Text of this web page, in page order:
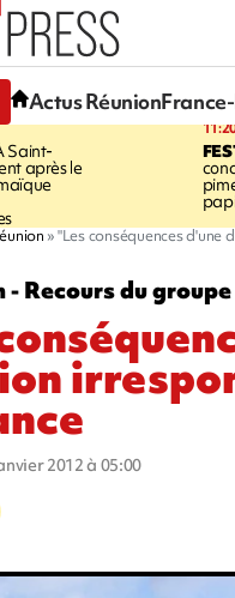
Actus Réunion
Saint-
après le
"Les conséquences d'une
Recours du
2012 à 05:00